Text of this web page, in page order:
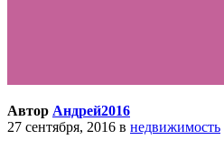
Автор Андрей2016
27 сентября, 2016 в недвижимость